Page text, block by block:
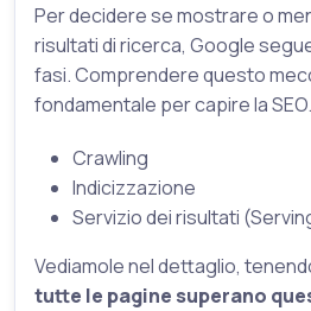
Per decidere se mostrare o
risultati di ricerca, Google
fasi. Comprendere questo
fondamentale per capire la
Crawling
Indicizzazione
Servizio dei risultati
Vediamole nel dettaglio,
tutte le pagine superano